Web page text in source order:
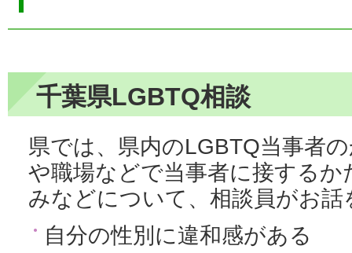
千葉県LGBTQ相談
県では、県内のLGBTQ当事者
や職場などで当事者に接する
みなどについて、相談員がお話
自分の性別に違和感がある